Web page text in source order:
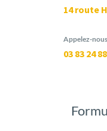
14 route
Appelez-nous
03 83 24